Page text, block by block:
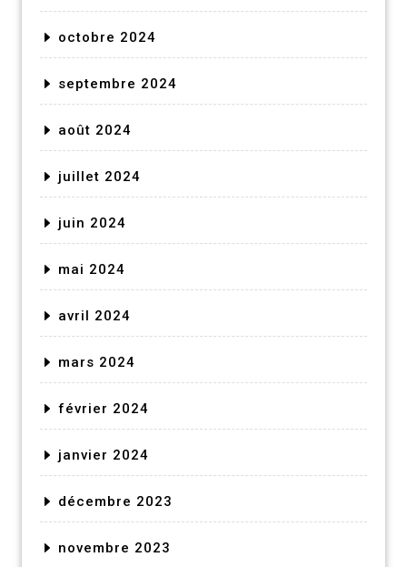
octobre 2024
septembre 2024
août 2024
juillet 2024
juin 2024
mai 2024
avril 2024
mars 2024
février 2024
janvier 2024
décembre 2023
novembre 2023